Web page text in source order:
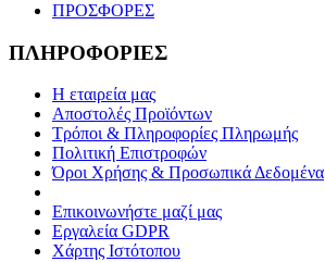
ΠΡΟΣΦΟΡΕΣ
ΠΛΗΡΟΦΟΡΙΕΣ
Η εταιρεία μας
Αποστολές Προϊόντων
Τρόποι & Πληροφορίες Πληρωμής
Πολιτική Επιστροφών
Όροι Χρήσης & Προσωπικά Δεδομένα
Επικοινωνήστε μαζί μας
Εργαλεία GDPR
Χάρτης Ιστότοπου